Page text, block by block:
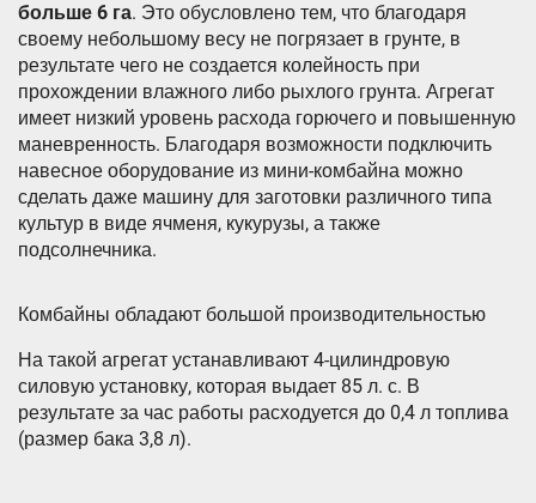
больше 6 га. Это обусловлено тем, что благодаря
своему небольшому весу не погрязает в грунте, в
результате чего не создается колейность при
прохождении влажного либо рыхлого грунта. Агрегат
имеет низкий уровень расхода горючего и повышенную
маневренность. Благодаря возможности подключить
навесное оборудование из мини-комбайна можно
сделать даже машину для заготовки различного типа
культур в виде ячменя, кукурузы, а также
подсолнечника.
Комбайны обладают большой производительностью
На такой агрегат устанавливают 4-цилиндровую
силовую установку, которая выдает 85 л. с. В
результате за час работы расходуется до 0,4 л топлива
(размер бака 3,8 л).